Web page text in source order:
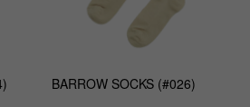
BARROW SOCKS (#026)